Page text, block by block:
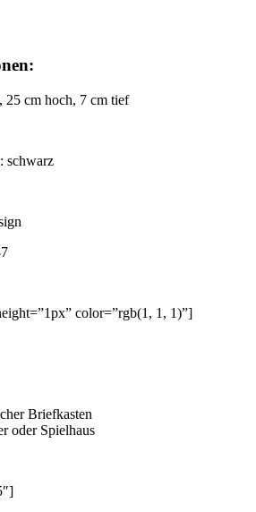
25 cm hoch, 7 cm tief
schwarz
color=”rgb(1, 1, 1)”]
Briefkasten
oder Spielhaus